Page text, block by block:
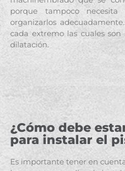
porque tampoco
organizarlos
cada extremo las cuales son
dilatación.
¿Cómo debe
para instalar el
Es importante tener en